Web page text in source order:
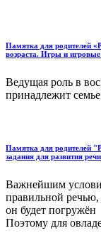
Памятка для родителей
возраста. Игры и игровые
Ведущая роль в
принадлежит
Памятка для родителей
задания для развития
Важнейшим
правильной речью,
он будет
Поэтому для